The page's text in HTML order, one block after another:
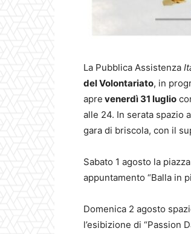
La Pubblica Assistenza
del Volontariato, in
apre venerdì 31 luglio
alle 24. In serata spazio
gara di briscola, con il
Sabato 1 agosto la
appuntamento “Balla in
Domenica 2 agosto
l’esibizione di “Passion